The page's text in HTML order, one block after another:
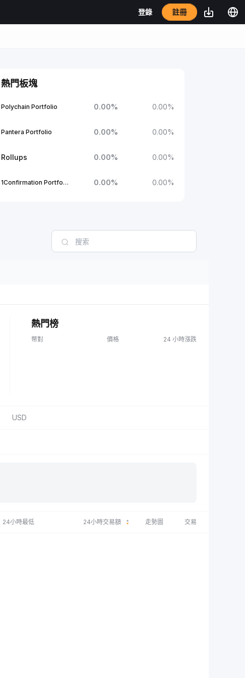
登錄 註冊
熱門板塊
Polychain Portfolio 0.00% 0.00%
Pantera Portfolio 0.00% 0.00%
Rollups 0.00% 0.00%
1Confirmation Portfolio 0.00% 0.00%
熱門榜
幣對 價格 24 小時漲跌
USD
24小時最低 24小時交易額 走勢圖 交易